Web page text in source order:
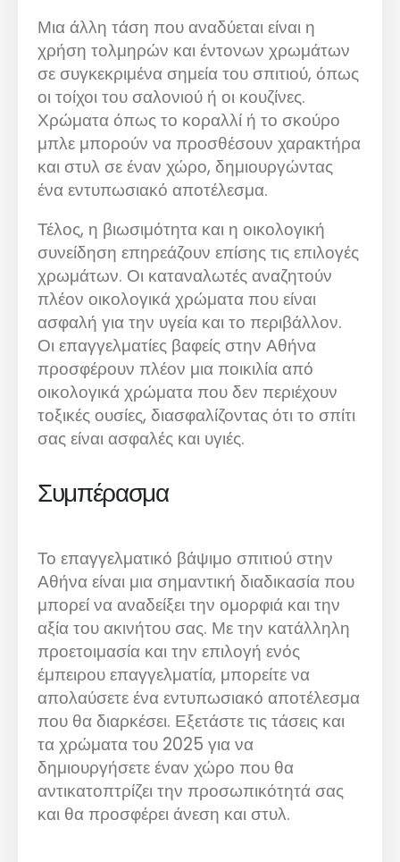
Μια άλλη τάση που αναδύεται είναι η
χρήση τολμηρών και έντονων χρωμάτων
σε συγκεκριμένα σημεία του σπιτιού, όπως
οι τοίχοι του σαλονιού ή οι κουζίνες.
Χρώματα όπως το κοραλλί ή το σκούρο
μπλε μπορούν να προσθέσουν χαρακτήρα
και στυλ σε έναν χώρο, δημιουργώντας
ένα εντυπωσιακό αποτέλεσμα.
Τέλος, η βιωσιμότητα και η οικολογική
συνείδηση επηρεάζουν επίσης τις επιλογές
χρωμάτων. Οι καταναλωτές αναζητούν
πλέον οικολογικά χρώματα που είναι
ασφαλή για την υγεία και το περιβάλλον.
Οι επαγγελματίες βαφείς στην Αθήνα
προσφέρουν πλέον μια ποικιλία από
οικολογικά χρώματα που δεν περιέχουν
τοξικές ουσίες, διασφαλίζοντας ότι το σπίτι
σας είναι ασφαλές και υγιές.
Συμπέρασμα
Το επαγγελματικό βάψιμο σπιτιού στην
Αθήνα είναι μια σημαντική διαδικασία που
μπορεί να αναδείξει την ομορφιά και την
αξία του ακινήτου σας. Με την κατάλληλη
προετοιμασία και την επιλογή ενός
έμπειρου επαγγελματία, μπορείτε να
απολαύσετε ένα εντυπωσιακό αποτέλεσμα
που θα διαρκέσει. Εξετάστε τις τάσεις και
τα χρώματα του 2025 για να
δημιουργήσετε έναν χώρο που θα
αντικατοπτρίζει την προσωπικότητά σας
και θα προσφέρει άνεση και στυλ.